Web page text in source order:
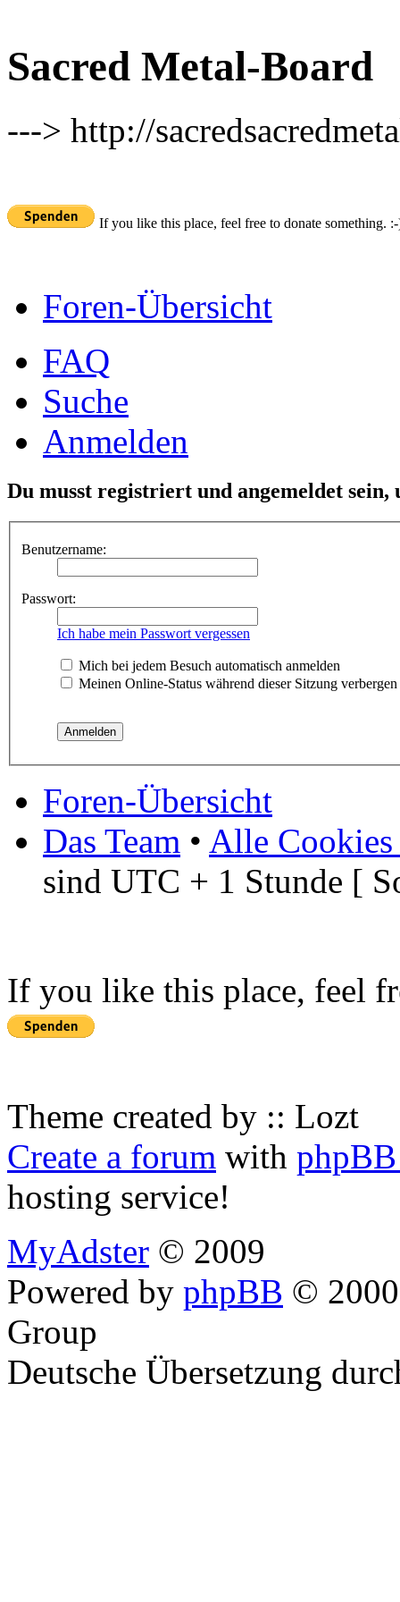
Sacred Metal-Board
---> http://
If you like this place, feel free to donate something.
Foren-Übersicht
FAQ
Suche
Anmelden
Du musst registriert und angemeldet
Benutzername:
Passwort:
Ich habe mein Passwort vergessen
Mich bei jedem Besuch automatisch anmelden
Meinen Online-Status während dieser Sitzung verbergen
Foren-Übersicht
Das Team • Alle Cookies
sind UTC + 1 Stunde [
If you like this place, feel
Theme created by :: Lozt
Create a forum with
hosting service!
MyAdster © 2009
Powered by phpBB ©
Group
Deutsche Übersetzung